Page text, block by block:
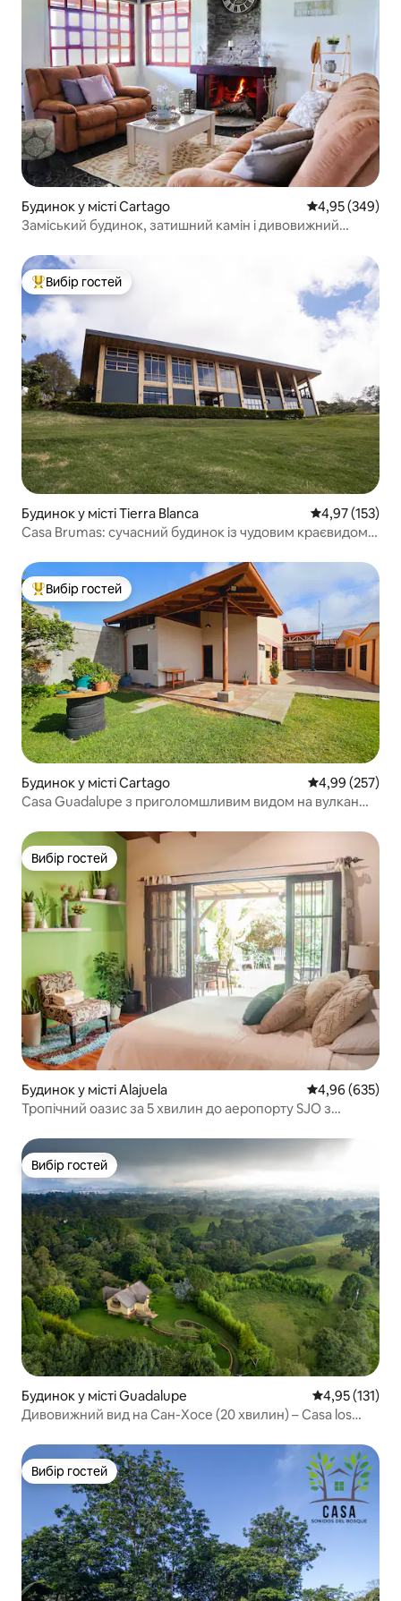
Будинок у місті Cartago Середня
4,95 (349)
Заміський будинок, затишний камін і дивовижний
Топ вибір гостей
Вибір гостей
Будинок у місті Tierra Blanca Середня
4,97 (153)
Casa Brumas: сучасний будинок із чудовим краєвидом
Топ вибір гостей
Вибір гостей
Будинок у місті Cartago Середня
4,99 (257)
Casa Guadalupe з приголомшливим видом на вулкан
Вибір гостей
Вибір гостей
Будинок у місті Alajuela Середня
4,96 (635)
Тропічний оазис за 5 хвилин до аеропорту SJO з
Вибір гостей
Вибір гостей
Будинок у місті Guadalupe Середня
4,95 (131)
Дивовижний вид на Сан-Хосе (20 хвилин) – Casa los
Вибір гостей
Вибір гостей